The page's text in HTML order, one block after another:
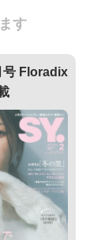
す
号 Floradix